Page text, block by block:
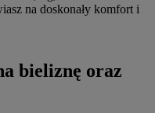
na doskonały komfort i
bieliznę oraz